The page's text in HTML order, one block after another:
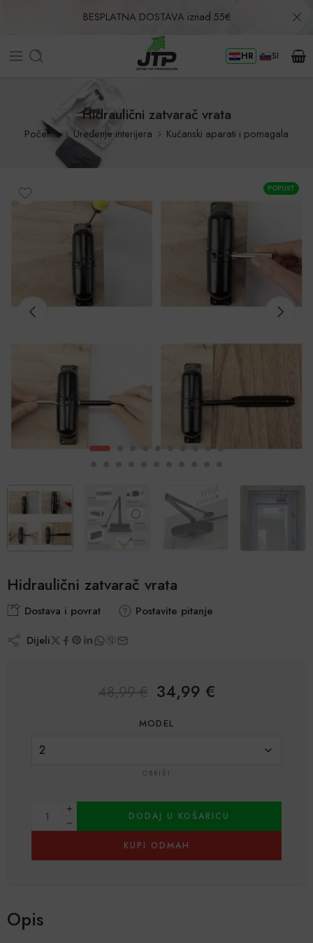
BESPLATNA DOSTAVA iznad 55€
Povrat u roku od 30 dana! HR SI
Hidraulični zatvarač vrata
Početna Uređenje interijera Kućanski aparati i pomagala
POPUST
Hidraulični zatvarač vrata
Dostava i povrat Postavite pitanje
Dijeli
34,99 €
MODEL
OBRIŠI
DODAJ U KOŠARICU
KUPI ODMAH
Opis